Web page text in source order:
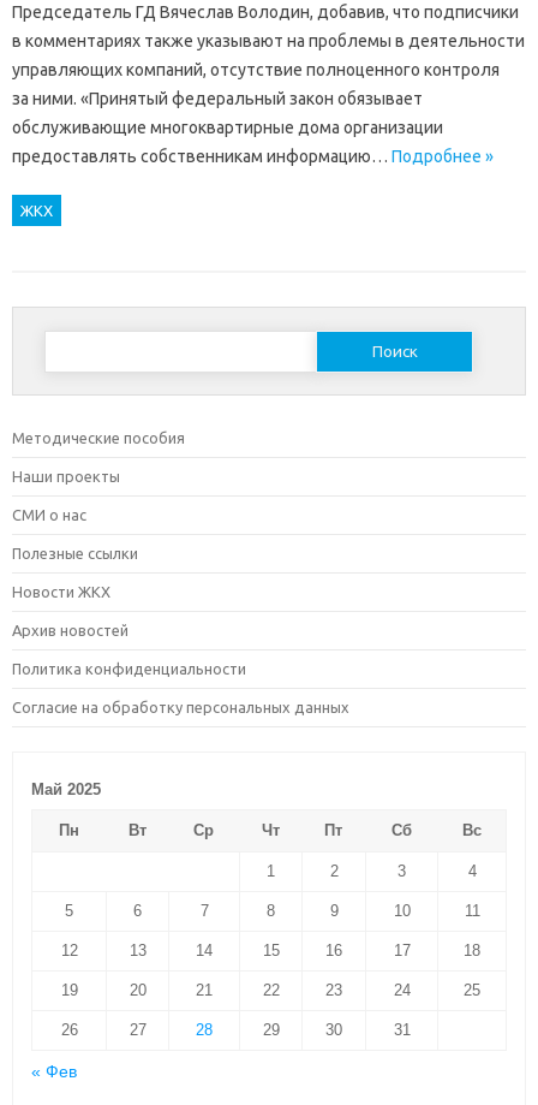
Председатель ГД Вячеслав Володин, добавив, что подписчики
в комментариях также указывают на проблемы в деятельности
управляющих компаний, отсутствие полноценного контроля
за ними. «Принятый федеральный закон обязывает
обслуживающие многоквартирные дома организации
предоставлять собственникам информацию… Подробнее »
ЖКХ
Найти:
Методические пособия
Наши проекты
СМИ о нас
Полезные ссылки
Новости ЖКХ
Архив новостей
Политика конфиденциальности
Согласие на обработку персональных данных
Май 2025
Пн Вт Ср Чт Пт Сб Вс
1 2 3 4
5 6 7 8 9 10 11
12 13 14 15 16 17 18
19 20 21 22 23 24 25
26 27 28 29 30 31
« Фев